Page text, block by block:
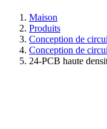
Maison
Produits
Conception de
Conception de
24-PCB haute